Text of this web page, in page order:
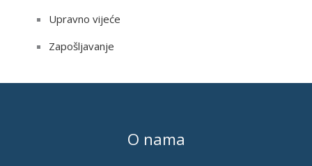
Upravno vijeće
Zapošljavanje
O nama